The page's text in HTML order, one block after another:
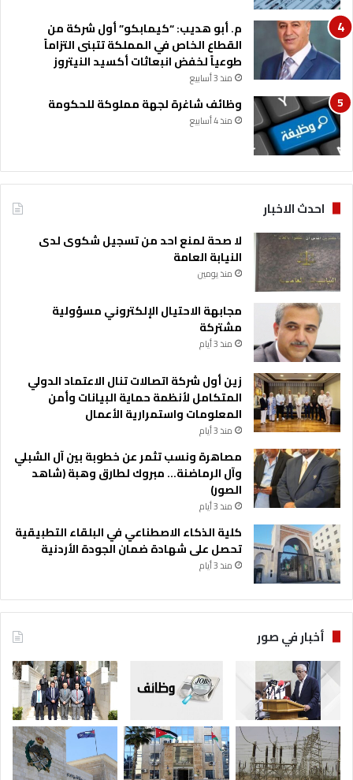
م. أبو هديب: “كيمابكو” أول شركة من
القطاع الخاص في المملكة تتبنى التزاماً
طوعياً لخفض انبعاثات أكسيد النيتروز
منذ 3 أسابيع
وظائف شاغرة لجهة مملوكة للحكومة
منذ 4 أسابيع
احدث الاخبار
لا صحة لمنع احد من تسجيل شكوى لدى
النيابة العامة
منذ يومين
مجابهة الاحتيال الإلكتروني مسؤولية
مشتركة
منذ 3 أيام
زين أول شركة اتصالات تنال الاعتماد الدولي
المتكامل لأنظمة حماية البيانات وأمن
المعلومات واستمرارية الأعمال
منذ 3 أيام
مصاهرة ونسب تثمر عن خطوبة بين آل الشبلي
وآل الرماضنة… مبروك لطارق وهبة (شاهد
الصور)
منذ 3 أيام
كلية الذكاء الاصطناعي في البلقاء التطبيقية
تحصل على شهادة ضمان الجودة الأردنية
منذ 3 أيام
أخبار في صور